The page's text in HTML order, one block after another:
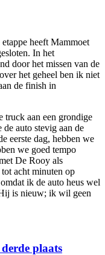
heeft Mammoet
In het
door het missen van de
het geheel ben ik niet
de finish in
truck aan een grondige
auto stevig aan de
eerste dag, hebben we
we goed tempo
De Rooy als
acht minuten op
ik de auto heus wel
is nieuw; ik wil geen
plaats